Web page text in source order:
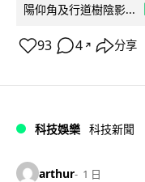
陽仰角及行道樹陰影...
93 4 ↗ 分享
科技娛樂 科技新聞
arthur 1 日